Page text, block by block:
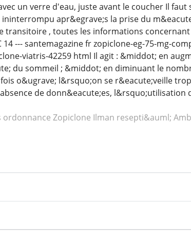
un verre d'eau, juste avant le coucher Il
apr&egrave;s la prise du
transitoire , toutes les informations
14 --- santemagazine fr zopiclone-eg-75-mg-
viatris-42259 html Il agit : &middot; en
du sommeil ; &middot; en diminuant le
o&ugrave; l&rsquo;on se r&eacute;veille
de donn&eacute;es, l&rsquo;utilisation
ordonnance Zopiclone Ilman resepti&auml;